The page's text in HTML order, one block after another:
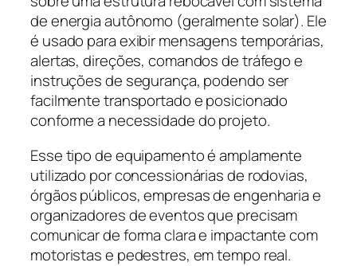
de energia autônomo (geralmente solar). Ele
é usado para exibir mensagens temporárias,
alertas, direções, comandos de tráfego e
instruções de segurança, podendo ser
facilmente transportado e posicionado
conforme a necessidade do projeto.
Esse tipo de equipamento é amplamente
utilizado por concessionárias de rodovias,
órgãos públicos, empresas de engenharia e
organizadores de eventos que precisam
comunicar de forma clara e impactante com
motoristas e pedestres, em tempo real.